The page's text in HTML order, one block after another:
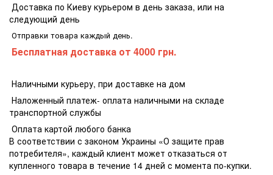
Доставка по Киеву курьером в день заказа, или на
следующий день
Отправки товара каждый день.
Бесплатная доставка от 4000 грн.
Наличными курьеру, при доставке на дом
Наложенный платеж- оплата наличными на складе
транспортной службы
Оплата картой любого банка
В соответствии с законом Украины «О защите прав
потребителя», каждый клиент может отказаться от
купленного товара в течение 14 дней с момента по-купки.